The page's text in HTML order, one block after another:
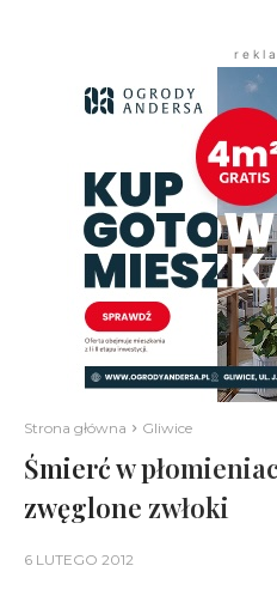
r e k l
Strona główna Gliwice
Śmierć w
zwęglone zwłoki
6 LUTEGO 2012